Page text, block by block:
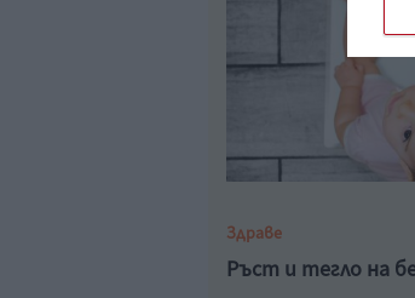
Здраве
Ръст и тегло на